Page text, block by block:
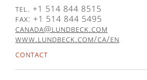
Tel. +1 514 844 8515
Fax: +1 514 844 5495
canada@lundbeck.com
www.lundbeck.com/ca/en
Contact